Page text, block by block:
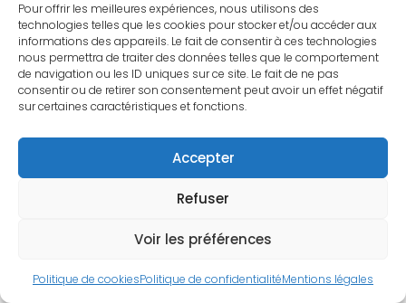
Pour offrir les meilleures expériences, nous utilisons des
technologies telles que les cookies pour stocker et/ou accéder aux
informations des appareils. Le fait de consentir à ces technologies
nous permettra de traiter des données telles que le comportement
de navigation ou les ID uniques sur ce site. Le fait de ne pas
consentir ou de retirer son consentement peut avoir un effet négatif
sur certaines caractéristiques et fonctions.
Accepter
Refuser
Voir les préférences
Politique de cookiesPolitique de confidentialitéMentions légales
Envoi
Copyright © 2010-2026 L’Atelier de Cédric |
Politique de confidentialité